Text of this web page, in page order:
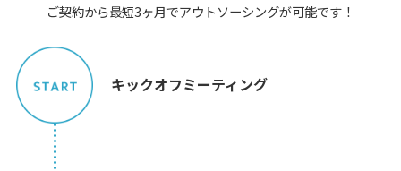
ご契約から最短3ヶ月でアウトソーシングが可能です！
キックオフミーティング